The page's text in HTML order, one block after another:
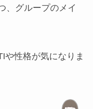
、グループのメイ
や性格が気になりま